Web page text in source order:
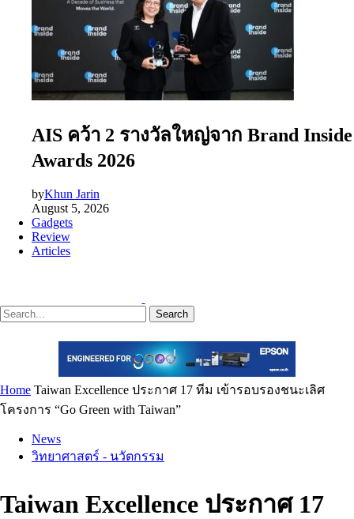
AIS คว้า 2 รางวัลใหญ่จาก Brand Inside
Awards 2026
byKhun Jarin
August 5, 2026
Gadgets
Review
Articles
Search
Home Taiwan Excellence ประกาศ 17 ทีม เข้ารอบรองชนะเลิศ
โครงการ “Go Green with Taiwan”
News
วิทยาศาสตร์ - นวัตกรรม
Taiwan Excellence ประกาศ 17